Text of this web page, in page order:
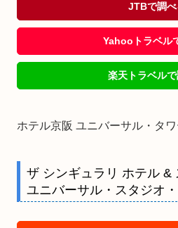
JTBで調べ
Yahooトラベル
楽天トラベル
ホテル京阪 ユニバーサル・タワ
ザ シンギュラリ ホテル &
ユニバーサル・スタジオ